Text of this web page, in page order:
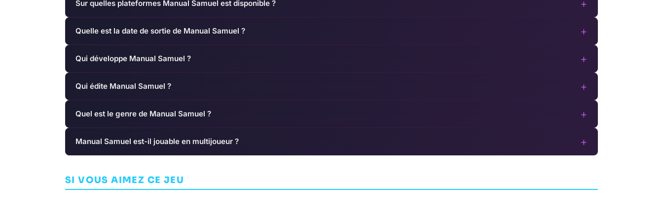
Sur quelles plateformes Manual Samuel est disponible ? +
Quelle est la date de sortie de Manual Samuel ? +
Qui développe Manual Samuel ? +
Qui édite Manual Samuel ? +
Quel est le genre de Manual Samuel ? +
Manual Samuel est-il jouable en multijoueur ? +
SI VOUS AIMEZ CE JEU
Assassin's Creed III Infinifactory